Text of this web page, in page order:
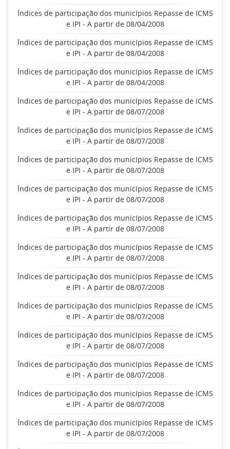
Índices de participação dos municípios Repasse de ICMS
e IPI - A partir de 08/04/2008
Índices de participação dos municípios Repasse de ICMS
e IPI - A partir de 08/04/2008
Índices de participação dos municípios Repasse de ICMS
e IPI - A partir de 08/04/2008
Índices de participação dos municípios Repasse de ICMS
e IPI - A partir de 08/07/2008
Índices de participação dos municípios Repasse de ICMS
e IPI - A partir de 08/07/2008
Índices de participação dos municípios Repasse de ICMS
e IPI - A partir de 08/07/2008
Índices de participação dos municípios Repasse de ICMS
e IPI - A partir de 08/07/2008
Índices de participação dos municípios Repasse de ICMS
e IPI - A partir de 08/07/2008
Índices de participação dos municípios Repasse de ICMS
e IPI - A partir de 08/07/2008
Índices de participação dos municípios Repasse de ICMS
e IPI - A partir de 08/07/2008
Índices de participação dos municípios Repasse de ICMS
e IPI - A partir de 08/07/2008
Índices de participação dos municípios Repasse de ICMS
e IPI - A partir de 08/07/2008
Índices de participação dos municípios Repasse de ICMS
e IPI - A partir de 08/07/2008
Índices de participação dos municípios Repasse de ICMS
e IPI - A partir de 08/07/2008
Índices de participação dos municípios Repasse de ICMS
e IPI - A partir de 08/07/2008